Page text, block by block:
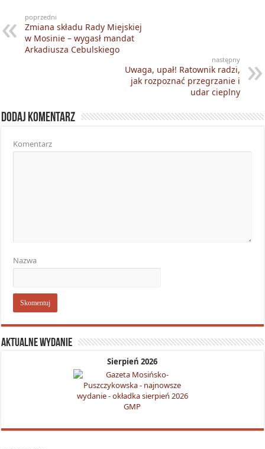
poprzedni
Zmiana składu Rady Miejskiej
w Mosinie – wygasł mandat
Arkadiusza Cebulskiego
następny
Uwaga, upał! Ratownik radzi,
jak rozpoznać przegrzanie i
udar cieplny
Dodaj komentarz
Komentarz
Nazwa
Aktualne wydanie
Sierpień 2026